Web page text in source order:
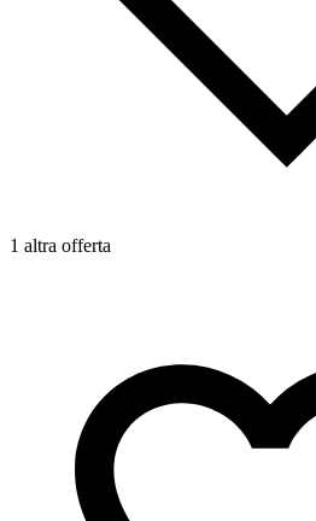
1 altra offerta